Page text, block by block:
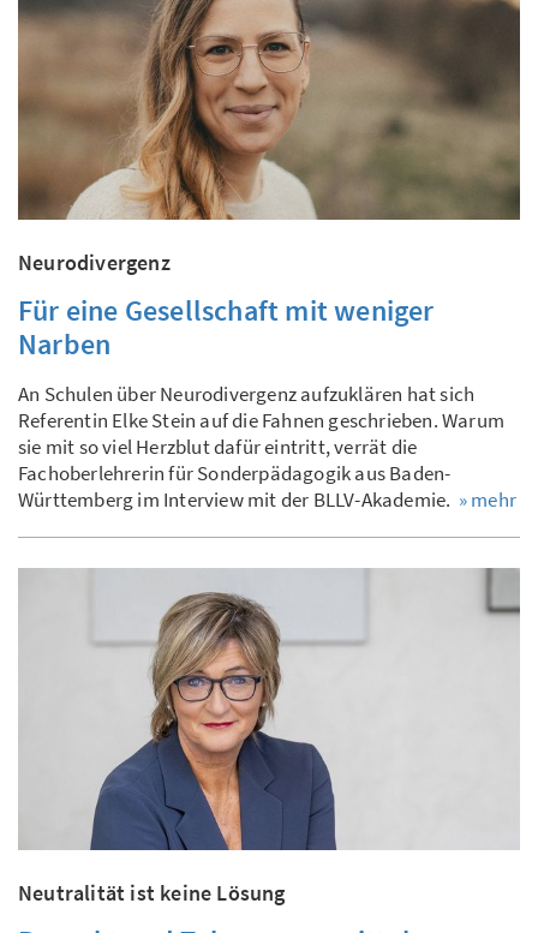
Neurodivergenz
Für eine Gesellschaft mit weniger
Narben
An Schulen über Neurodivergenz aufzuklären hat sich
Referentin Elke Stein auf die Fahnen geschrieben. Warum
sie mit so viel Herzblut dafür eintritt, verrät die
Fachoberlehrerin für Sonderpädagogik aus Baden-
Württemberg im Interview mit der BLLV-Akademie. » mehr
Neutralität ist keine Lösung